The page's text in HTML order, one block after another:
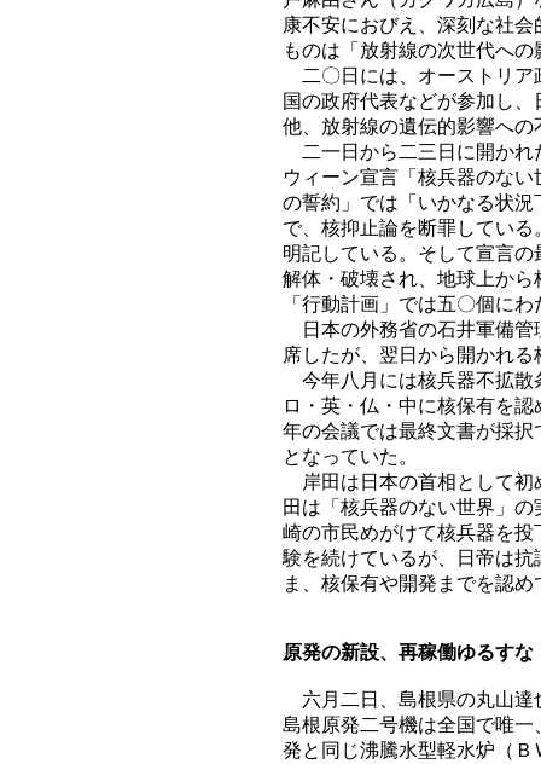
康不安におびえ、深刻な社
ものは「放射線の次世代へ
二〇日には、オーストリア
国の政府代表などが参加し
他、放射線の遺伝的影響への
二一日から二三日に開かれ
ウィーン宣言「核兵器のな
の誓約」では「いかなる状
で、核抑止論を断罪してい
明記している。そして宣言
解体・破壊され、地球上か
「行動計画」では五〇個に
日本の外務省の石井軍備管
席したが、翌日から開かれ
今年八月には核兵器不拡散
ロ・英・仏・中に核保有を
年の会議では最終文書が採
となっていた。
岸田は日本の首相として初
田は「核兵器のない世界」
崎の市民めがけて核兵器を
験を続けているが、日帝は
ま、核保有や開発までを認
原発の新設、再稼働ゆるすな
六月二日、島根県の丸山達
島根原発二号機は全国で唯
発と同じ沸騰水型軽水炉（